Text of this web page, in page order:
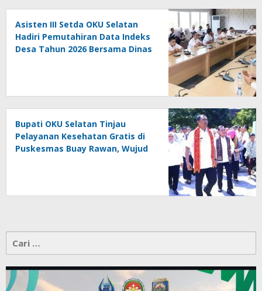
Asisten III Setda OKU Selatan
Hadiri Pemutahiran Data Indeks
Desa Tahun 2026 Bersama Dinas
Bupati OKU Selatan Tinjau
Pelayanan Kesehatan Gratis di
Puskesmas Buay Rawan, Wujud
untuk: